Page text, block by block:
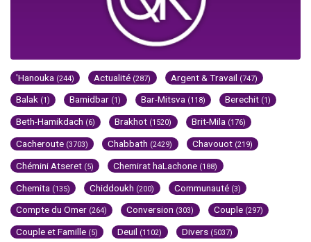
'Hanouka (244) Actualité (287) Argent & Travail (747)
Balak (1) Bamidbar (1) Bar-Mitsva (118) Berechit (1)
Beth-Hamikdach (6) Brakhot (1520) Brit-Mila (176)
Cacheroute (3703) Chabbath (2429) Chavouot (219)
Chémini Atseret (5) Chemirat haLachone (188)
Chemita (135) Chiddoukh (200) Communauté (3)
Compte du Omer (264) Conversion (303) Couple (297)
Couple et Famille (5) Deuil (1102) Divers (5037)